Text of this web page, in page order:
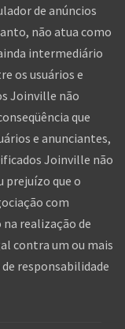
de anúncios
não atua como
intermediário
os usuários e
Joinville não
que
e anunciantes,
Joinville não
prejuízo que o
com
realização de
contra um ou mais
responsabilidade